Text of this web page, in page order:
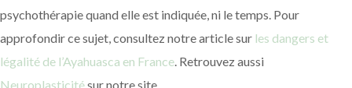
psychothérapie quand elle est indiquée, ni le temps. Pour
approfondir ce sujet, consultez notre article sur les dangers et
légalité de l’Ayahuasca en France. Retrouvez aussi
Neuroplasticitésur notre site.